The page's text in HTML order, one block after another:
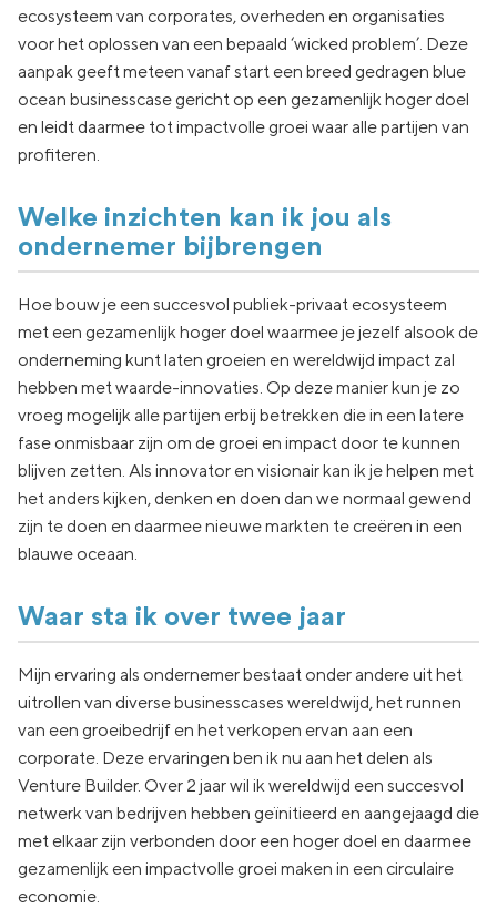
ecosysteem van corporates, overheden en organisaties
voor het oplossen van een bepaald ‘wicked problem’. Deze
aanpak geeft meteen vanaf start een breed gedragen blue
ocean businesscase gericht op een gezamenlijk hoger doel
en leidt daarmee tot impactvolle groei waar alle partijen van
profiteren.
Welke inzichten kan ik jou als
ondernemer bijbrengen
Hoe bouw je een succesvol publiek-privaat ecosysteem
met een gezamenlijk hoger doel waarmee je jezelf alsook de
onderneming kunt laten groeien en wereldwijd impact zal
hebben met waarde-innovaties. Op deze manier kun je zo
vroeg mogelijk alle partijen erbij betrekken die in een latere
fase onmisbaar zijn om de groei en impact door te kunnen
blijven zetten. Als innovator en visionair kan ik je helpen met
het anders kijken, denken en doen dan we normaal gewend
zijn te doen en daarmee nieuwe markten te creëren in een
blauwe oceaan.
Waar sta ik over twee jaar
Mijn ervaring als ondernemer bestaat onder andere uit het
uitrollen van diverse businesscases wereldwijd, het runnen
van een groeibedrijf en het verkopen ervan aan een
corporate. Deze ervaringen ben ik nu aan het delen als
Venture Builder. Over 2 jaar wil ik wereldwijd een succesvol
netwerk van bedrijven hebben geïnitieerd en aangejaagd die
met elkaar zijn verbonden door een hoger doel en daarmee
gezamenlijk een impactvolle groei maken in een circulaire
economie.